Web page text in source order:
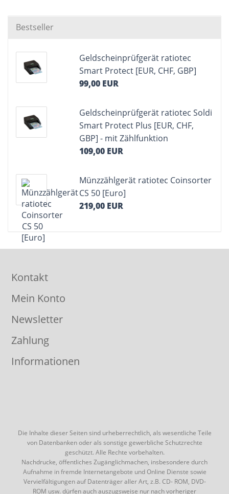
Bestseller
Geldscheinprüfgerät ratiotec
Smart Protect [EUR, CHF, GBP]
99,00 EUR
Geldscheinprüfgerät ratiotec Soldi
Smart Protect Plus [EUR, CHF,
GBP] - mit Zählfunktion
109,00 EUR
Münzzählgerät ratiotec Coinsorter
CS 50 [Euro]
219,00 EUR
Kontakt
Mein Konto
Newsletter
Zahlung
Informationen
Die Inhalte dieser Seiten sind urheberrechtlich, als wesentliche Teile
von Datenbanken oder als sonstige gewerbliche Schutzrechte
geschützt. Alle Rechte vorbehalten.
Nachdrucke, öffentliches Zugänglichmachen, insbesondere durch
Aufnahme in fremde Internetangebote und Online Dienste sowie
Vervielfältigungen auf Datenträger aller Art, z.B. CD- ROM, DVD-
ROM usw. dürfen auch auszugsweise nur nach vorheriger